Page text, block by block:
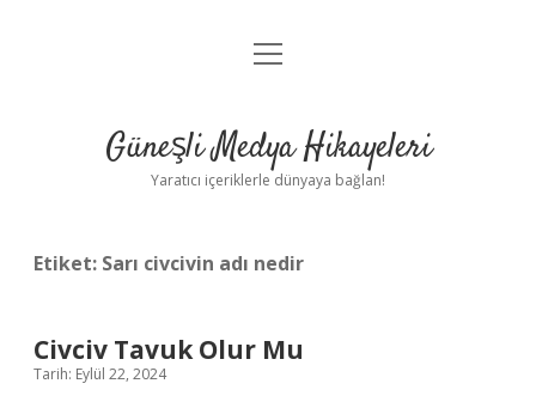
Anasayfa
Yasal Uyarı
menüyü
Güneşli Medya Hikayeleri
Yaratıcı içeriklerle dünyaya bağlan!
Etiket: Sarı civcivin adı nedir
Civciv Tavuk Olur Mu
Tarih: Eylül 22, 2024